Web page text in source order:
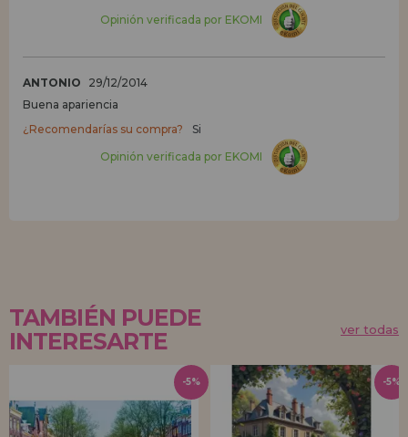
Opinión verificada por EKOMI
ANTONIO
29/12/2014
Buena apariencia
¿Recomendarías su compra?
Si
Opinión verificada por EKOMI
TAMBIÉN PUEDE
INTERESARTE
ver todas
-5% -5%